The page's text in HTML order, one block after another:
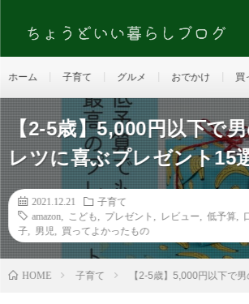
ホーム 子育て グルメ おでかけ 買
【2-5歳】5,000円以下で
レツに喜ぶプレゼント15
2021.12.21 子育て
amazon こども プレゼント レビュー ,低予算
子 男児 買ってよかったもの
HOME 子育て 【2-5歳】5,000円以下で